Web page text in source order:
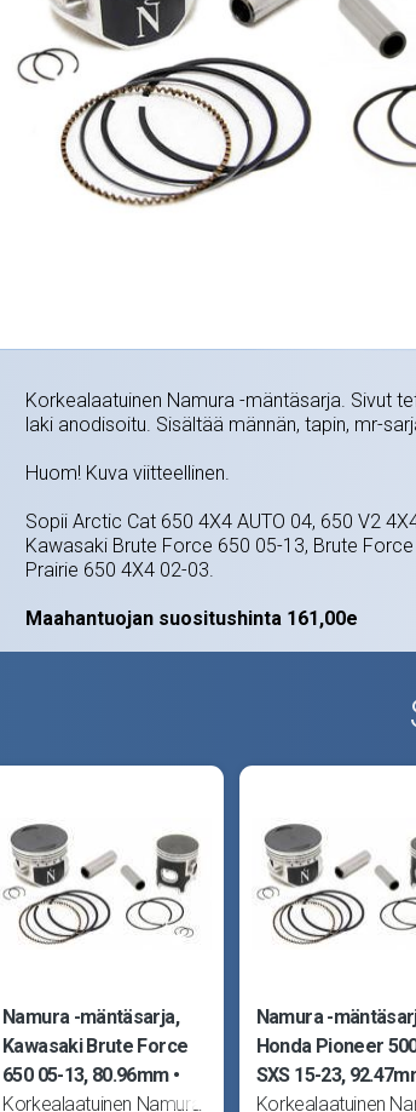
Korkealaatuinen Namura -mäntäsarja. Sivut
laki anodisoitu. Sisältää männän, tapin, mr-
Huom! Kuva viitteellinen.
Sopii Arctic Cat 650 4X4 AUTO 04, 650 V2
Kawasaki Brute Force 650 05-13, Brute
Prairie 650 4X4 02-03.
Maahantuojan suositushinta 161,00e
Namura -mäntäsarja,
Kawasaki Brute Force
650 05-13, 80.96mm
Korkealaatuinen Namura
Namura -
Honda Pioneer
SXS 15-23,
Korkealaatuinen